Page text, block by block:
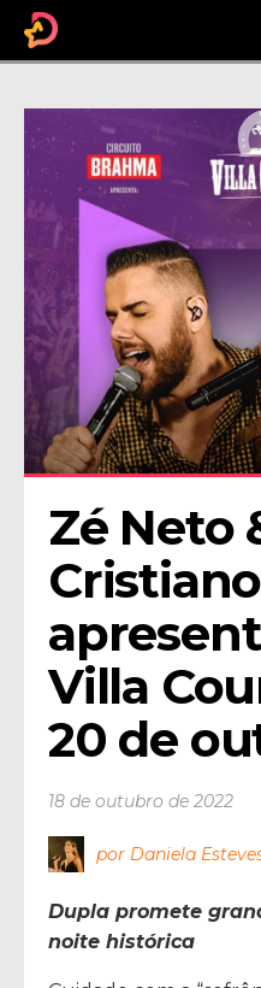
Zé Neto
Villa
20 de
18 de outubro de 2022
por Daniela
Dupla promete
noite histórica